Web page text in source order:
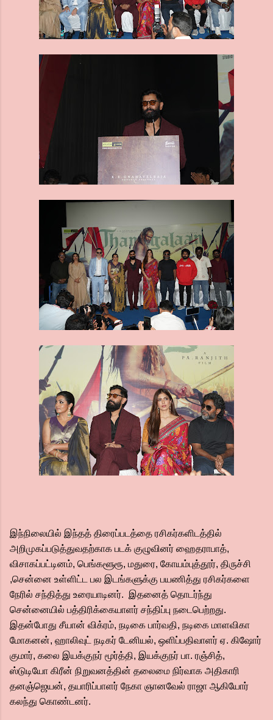
இந்நிலையில் இந்தத் திரைப்படத்தை ரசிகர்களிடத்தில்
அறிமுகப்படுத்துவதற்காக படக் குழுவினர் ஹைதராபாத்,
விசாகப்பட்டினம், பெங்களூரூ, மதுரை, கோயம்புத்தூர், திருச்சி
,சென்னை உள்ளிட்ட பல இடங்களுக்கு பயணித்து ரசிகர்களை
நேரில் சந்தித்து உரையாடினர். இதனைத் தொடர்ந்து
சென்னையில் பத்திரிக்கையாளர் சந்திப்பு நடைபெற்றது.
இதன்போது சீயான் விக்ரம், நடிகை பார்வதி, நடிகை மாளவிகா
மோகனன், ஹாலிவுட் நடிகர் டேனியல், ஒளிப்பதிவாளர் ஏ. கிஷோர்
குமார், கலை இயக்குநர் மூர்த்தி, இயக்குநர் பா. ரஞ்சித்,
ஸ்டுடியோ கிரீன் நிறுவனத்தின் தலைமை நிர்வாக அதிகாரி
தனஞ்ஜெயன், தயாரிப்பாளர் நேகா ஞானவேல் ராஜா ஆகியோர்
கலந்து கொண்டனர்.